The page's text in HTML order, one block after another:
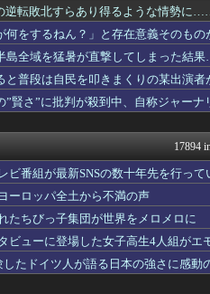
ウマ娘う
ニチカン
2ch名人
い交差点で揉め...
素敵な鬼
鬼女まと
衝撃体験
鬼女まと
市首相の悲願｢...
国難にあ
施！
ると話題に「今...
アルファ
世界はグ
鬼女まと
鬼女まと
ｗｗｗｗｗｗ
スマブラ
な中出会ったA...
衝撃体験
死亡
なんJ
逆転敗北すらあり得るような情勢に
何をするねん？」と存在意義そのも
島全域を猛暑が直撃してしまった結
と普段は自民を叩きまくりの某出演
賢さ”に批判が殺到中、自称ジャー
17894
番組が最新SNSの数十年先を行って
ーロッパ全土から不満の声
たちびっ子集団が世界をメロメロに
ューに登場した女子高生4人組がエ
たドイツ人が語る日本の強さに感動